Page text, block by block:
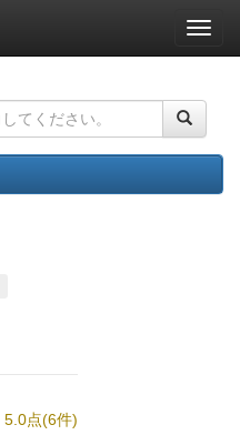
ナ
ビ
ー
ョ
ン
5.0点(6件)